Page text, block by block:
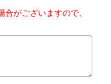
がございますので、